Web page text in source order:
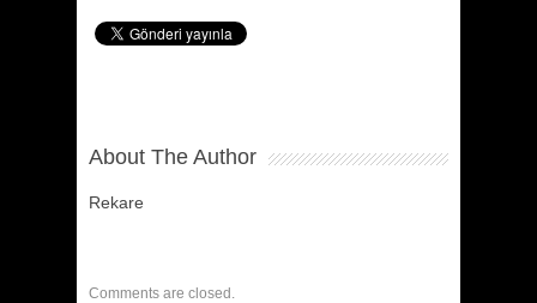
About The Author
Rekare
Comments are closed.